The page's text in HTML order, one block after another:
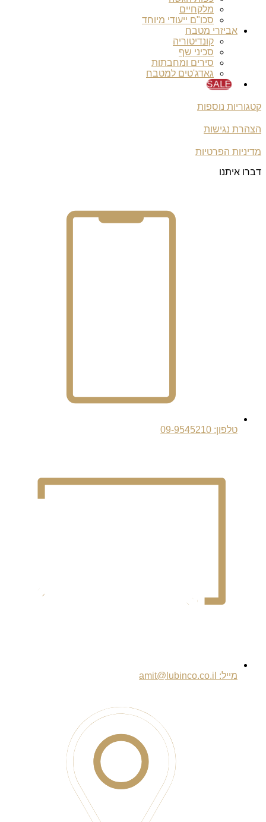
מלקחיים
סכו"ם ייעודי מיוחד
אביזרי מטבח
קונדיטוריה
סכיני שף
סירים ומחבתות
גאדג'טים למטבח
SALE
קטגוריות נוספות
הצהרת נגישות
מדיניות הפרטיות
דברו איתנו
טלפון: 09-9545210
מייל: amit@lubinco.co.il